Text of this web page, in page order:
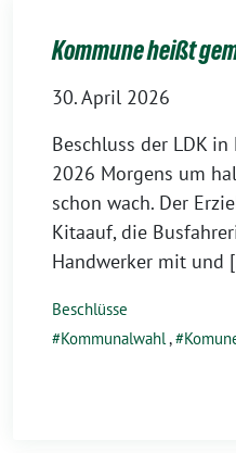
Kommune heißt
30. April 2026
Beschluss der LDK
2026 Morgens um
schon wach. Der
Kitaauf, die
Handwerker mit und
Beschlüsse
Kommunalwahl,